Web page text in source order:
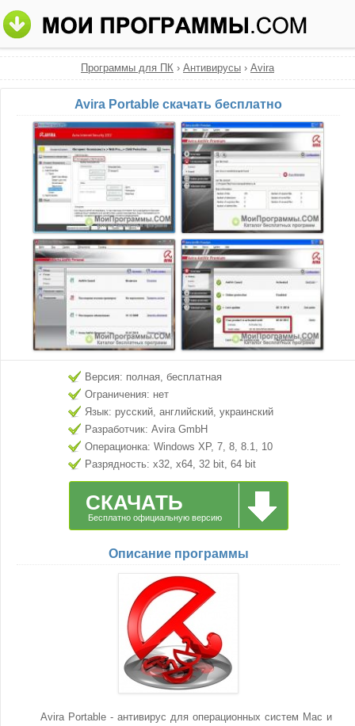
Программы для ПК › Антивирусы › Avira
Avira Portable скачать бесплатно
Версия: полная, бесплатная
Ограничения: нет
Язык: русский, английский, украинский
Разработчик: Avira GmbH
Операционка: Windows XP, 7, 8, 8.1, 10
Разрядность: x32, x64, 32 bit, 64 bit
СКАЧАТЬ
Бесплатно официальную версию
Описание программы
Avira Portable - антивирус для операционных систем Mac и